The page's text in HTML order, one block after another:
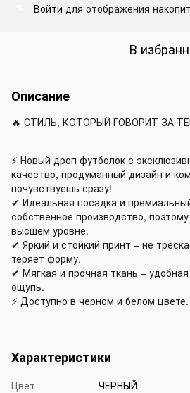
Войти для отображения
В
Описание
🔥 СТИЛЬ, КОТОРЫЙ ГОВОРИТ ЗА
⚡️ Новый дроп футболок с
качество, продуманный дизайн и
почувствуешь сразу!
✔ Идеальная посадка и
собственное производство,
высшем уровне.
✔ Яркий и стойкий принт – не
теряет форму.
✔ Мягкая и прочная ткань –
ощупь.
⚡ Доступно в черном и белом
Характеристики
Цвет
ЧЕРНЫЙ